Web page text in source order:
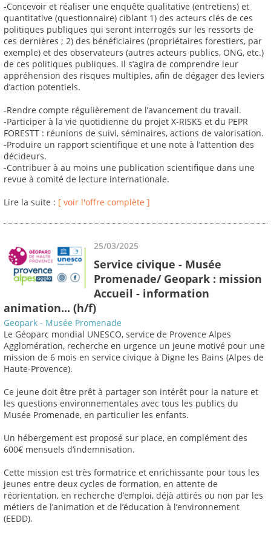
-Concevoir et réaliser une enquête qualitative (entretiens) et
quantitative (questionnaire) ciblant 1) des acteurs clés de ces
politiques publiques qui seront interrogés sur les ressorts de
ces dernières ; 2) des bénéficiaires (propriétaires forestiers, par
exemple) et des observateurs (autres acteurs publics, ONG, etc.)
de ces politiques publiques. Il s’agira de comprendre leur
appréhension des risques multiples, afin de dégager des leviers
d’action potentiels.
-Rendre compte régulièrement de l’avancement du travail.
-Participer à la vie quotidienne du projet X-RISKS et du PEPR
FORESTT : réunions de suivi, séminaires, actions de valorisation.
-Produire un rapport scientifique et une note à l’attention des
décideurs.
-Contribuer à au moins une publication scientifique dans une
revue à comité de lecture internationale.
Lire la suite : [ voir l'offre complète ]
25/03/2025
Service civique - Musée
Promenade/ Geopark : mission
Accueil - information
animation... (h/f)
Geopark - Musée Promenade
Le Géoparc mondial UNESCO, service de Provence Alpes
Agglomération, recherche en urgence un jeune motivé pour une
mission de 6 mois en service civique à Digne les Bains (Alpes de
Haute-Provence).
Ce jeune doit être prêt à partager son intérêt pour la nature et
les questions environnementales avec tous les publics du
Musée Promenade, en particulier les enfants.
Un hébergement est proposé sur place, en complément des
600€ mensuels d’indemnisation.
Cette mission est très formatrice et enrichissante pour tous les
jeunes entre deux cycles de formation, en attente de
réorientation, en recherche d’emploi, déjà attirés ou non par les
métiers de l’animation et de l’éducation à l’environnement
(EEDD).